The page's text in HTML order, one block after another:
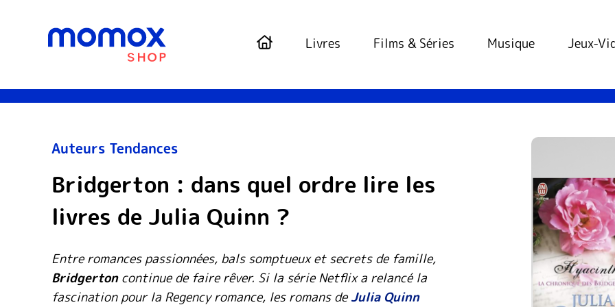
AccueilLivres Films & Séries Musique Jeux-
Auteurs Tendances
Bridgerton : dans quel ordre lire les
livres de Julia Quinn ?
Entre romances passionnées, bals somptueux et secrets de famille,
Bridgertoncontinue de faire rêver. Si la série Netflix a relancé la
fascination pour la Regency romance, les romans deJulia Quinn